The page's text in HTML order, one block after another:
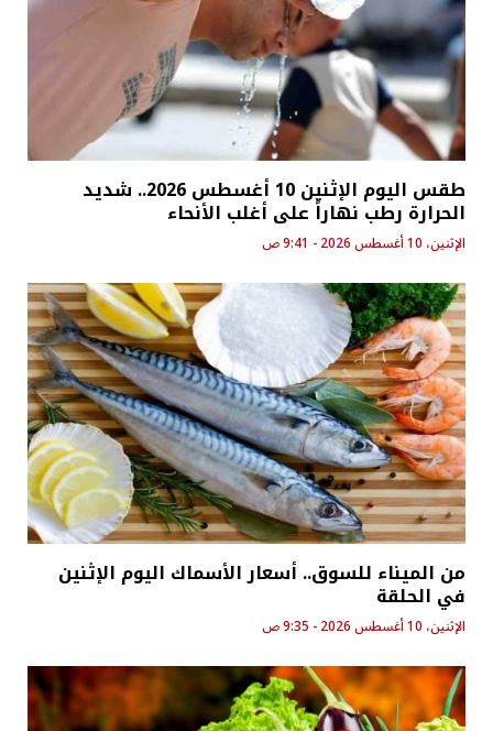
طقس اليوم الإثنين 10 أغسطس 2026.. شديد
الحرارة رطب نهاراً على أغلب الأنحاء
الإثنين، 10 أغسطس 2026 - 9:41 ص
من الميناء للسوق.. أسعار الأسماك اليوم الإثنين
في الحلقة
الإثنين، 10 أغسطس 2026 - 9:35 ص